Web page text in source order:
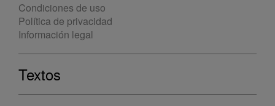
Condiciones de uso
Política de privacidad
Información legal
Textos